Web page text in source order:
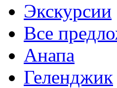
Экскурсии
Все
Анапа
Геленджик